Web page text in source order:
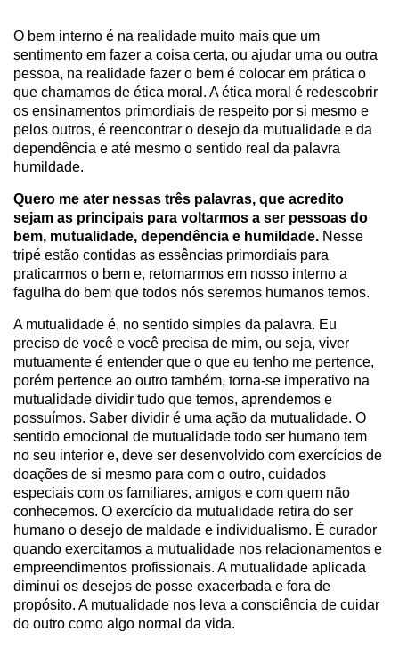
O bem interno é na realidade muito mais que um
sentimento em fazer a coisa certa, ou ajudar uma ou outra
pessoa, na realidade fazer o bem é colocar em prática o
que chamamos de ética moral. A ética moral é redescobrir
os ensinamentos primordiais de respeito por si mesmo e
pelos outros, é reencontrar o desejo da mutualidade e da
dependência e até mesmo o sentido real da palavra
humildade.
Quero me ater nessas três palavras, que acredito
sejam as principais para voltarmos a ser pessoas do
bem, mutualidade, dependência e humildade. Nesse
tripé estão contidas as essências primordiais para
praticarmos o bem e, retomarmos em nosso interno a
fagulha do bem que todos nós seremos humanos temos.
A mutualidade é, no sentido simples da palavra. Eu
preciso de você e você precisa de mim, ou seja, viver
mutuamente é entender que o que eu tenho me pertence,
porém pertence ao outro também, torna-se imperativo na
mutualidade dividir tudo que temos, aprendemos e
possuímos. Saber dividir é uma ação da mutualidade. O
sentido emocional de mutualidade todo ser humano tem
no seu interior e, deve ser desenvolvido com exercícios de
doações de si mesmo para com o outro, cuidados
especiais com os familiares, amigos e com quem não
conhecemos. O exercício da mutualidade retira do ser
humano o desejo de maldade e individualismo. É curador
quando exercitamos a mutualidade nos relacionamentos e
empreendimentos profissionais. A mutualidade aplicada
diminui os desejos de posse exacerbada e fora de
propósito. A mutualidade nos leva a consciência de cuidar
do outro como algo normal da vida.